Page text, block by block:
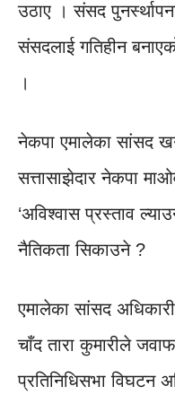
उठाए । संसद
संसदलाई गतिहीन
।
नेकपा एमालेका सांसद
सत्तासाझेदार नेकपा
‘अविश्वास प्रस्ताव
नैतिकता सिकाउने ?
एमालेका सांसद
चाँद तारा कुमारीले
प्रतिनिधिसभा विघटन